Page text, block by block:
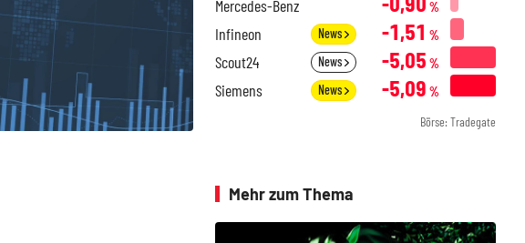
Mercedes-Benz %
Infineon News -1,51 %
Scout24 News -5,05 %
Siemens News -5,09 %
Börse: Tradegate
Mehr zum Thema